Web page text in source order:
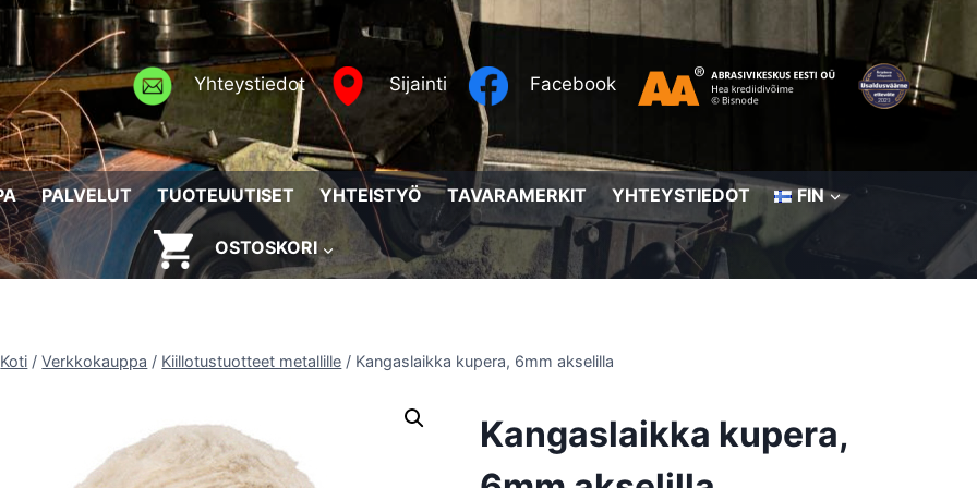
Yhteystiedot Sijainti Facebook
PALVELUT TUOTEUUTISET YHTEISTYÖ TAVARAMERKIT YHTEYSTIEDOT FIN
OSTOSKORI
Koti / Verkkokauppa / Kiillotustuotteet metallille / Kangaslaikka kupera, 6mm akselilla
Kangaslaikka kupera,